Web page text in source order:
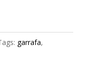
garrafa,